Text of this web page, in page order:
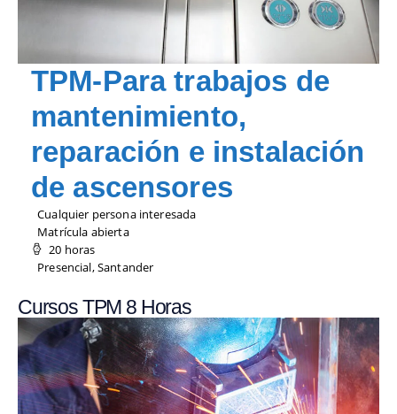
TPM-Para trabajos de
mantenimiento,
reparación e instalación
de ascensores
Cualquier persona interesada
Matrícula abierta
20 horas
Presencial, Santander
Cursos TPM 8 Horas